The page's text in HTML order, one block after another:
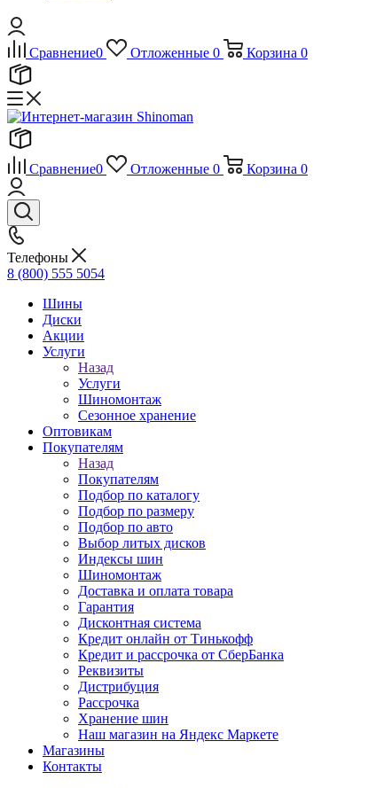
Сравнение0 Отложенные 0 Корзина 0
Сравнение0 Отложенные 0 Корзина 0
Телефоны
8 (800) 555 5054
Шины
Диски
Акции
Услуги
Назад
Услуги
Шиномонтаж
Сезонное хранение
Оптовикам
Покупателям
Назад
Покупателям
Подбор по каталогу
Подбор по размеру
Подбор по авто
Выбор литых дисков
Индексы шин
Шиномонтаж
Доставка и оплата товара
Гарантия
Дисконтная система
Кредит онлайн от Тинькофф
Кредит и рассрочка от СберБанка
Реквизиты
Дистрибуция
Рассрочка
Хранение шин
Наш магазин на Яндекс Маркете
Магазины
Контакты